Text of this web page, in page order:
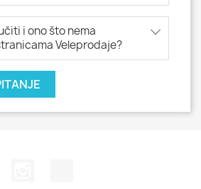
i ono što nema
Veleprodaje?